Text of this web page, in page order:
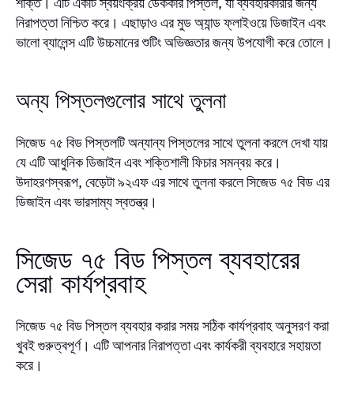
নিরাপত্তা নিশ্চিত করে। এছাড়াও এর মুড অ্যান্ড ফ্লাইওয়ে ডিজাইন এবং
ভালো ব্যালেন্স এটি উচ্চমানের শুটিং অভিজ্ঞতার জন্য উপযোগী করে তোলে।
অন্য পিস্তলগুলোর সাথে তুলনা
সিজেড ৭৫ বিড পিস্তলটি অন্যান্য পিস্তলের সাথে তুলনা করলে দেখা যায়
যে এটি আধুনিক ডিজাইন এবং শক্তিশালী ফিচার সমন্বয় করে।
উদাহরণস্বরূপ, বেড়েটা ৯২এফ এর সাথে তুলনা করলে সিজেড ৭৫ বিড এর
ডিজাইন এবং ভারসাম্য স্বতন্ত্র।
সিজেড ৭৫ বিড পিস্তল ব্যবহারের
সেরা কার্যপ্রবাহ
সিজেড ৭৫ বিড পিস্তল ব্যবহার করার সময় সঠিক কার্যপ্রবাহ অনুসরণ করা
খুবই গুরুত্বপূর্ণ। এটি আপনার নিরাপত্তা এবং কার্যকরী ব্যবহারে সহায়তা
করে।